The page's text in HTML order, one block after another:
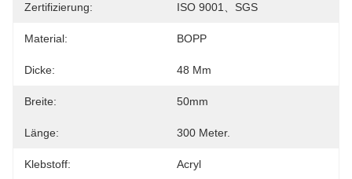
Zertifizierung: ISO 9001、SGS
Material: BOPP
Dicke: 48 Μm
Breite: 50mm
Länge: 300 Meter.
Klebstoff: Acryl